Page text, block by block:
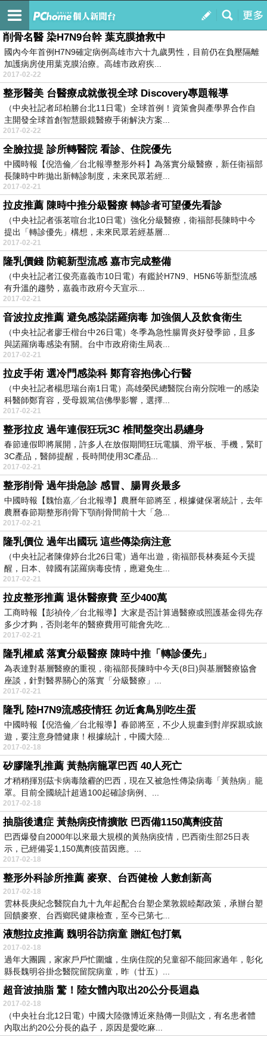
我的
訂閱
劉浩瑜的部落格
削骨名醫 染H7N9台幹 葉克膜搶救中
國內今年首例H7N9確定病例高雄市六十九歲男性，目前仍在負壓隔離
加護病房使用葉克膜治療。高雄市政府疾...
2017-02-22
整形醫美 台醫療成就傲視全球 Discovery專題報導
（中央社記者邱柏勝台北11日電）全球首例！資策會與產學界合作自
主開發全球首創智慧眼鏡醫療手術解決方案...
2017-02-22
全臉拉提 診所轉醫院 看診、住院優先
中國時報【倪浩倫╱台北報導整形外科】為落實分級醫療，新任衛福部
長陳時中昨拋出新轉診制度，未來民眾若經...
2017-02-21
拉皮推薦 陳時中推分級醫療 轉診者可望優先看診
（中央社記者張茗喧台北10日電）強化分級醫療，衛福部長陳時中今
提出「轉診優先」構想，未來民眾若經基層...
2017-02-21
隆乳價錢 防範新型流感 嘉市完成整備
（中央社記者江俊亮嘉義市10日電）有鑑於H7N9、H5N6等新型流感
有升溫的趨勢，嘉義市政府今天宣示...
2017-02-21
音波拉皮推薦 避免感染諾羅病毒 加強個人及飲食衛生
（中央社記者廖壬楷台中26日電）冬季為急性腸胃炎好發季節，且多
與諾羅病毒感染有關。台中市政府衛生局表...
2017-02-21
拉皮手術 選冷門感染科 鄭育容抱佛心行醫
（中央社記者楊思瑞台南1日電）高雄榮民總醫院台南分院唯一的感染
科醫師鄭育容，受母親篤信佛學影響，選擇...
2017-02-21
整形拉皮 過年連假狂玩3C 椎間盤突出易纏身
春節連假即將展開，許多人在放假期間狂玩電腦、滑平板、手機，緊盯
3C產品，醫師提醒，長時間使用3C產品...
2017-02-21
整形削骨 過年掛急診 感冒、腸胃炎最多
中國時報【魏怡嘉╱台北報導】農曆年節將至，根據健保署統計，去年
農曆春節期整形削骨下顎削骨間前十大「急...
2017-02-21
隆乳價位 過年出國玩 這些傳染病注意
（中央社記者陳偉婷台北26日電）過年出遊，衛福部長林奏延今天提
醒，日本、韓國有諾羅病毒疫情，應避免生...
2017-02-21
拉皮整形推薦 退休醫療費 至少400萬
工商時報【彭禎伶╱台北報導】大家是否計算過醫療或照護基金得先存
多少才夠，否則老年的醫療費用可能會先吃...
2017-02-21
隆乳權威 落實分級醫療 陳時中推「轉診優先」
為表達對基層醫療的重視，衛福部長陳時中今天(8日)與基層醫療協會
座談，針對醫界關心的落實「分級醫療」...
2017-02-21
隆乳 陸H7N9流感疫情狂 勿近禽鳥別吃生蛋
中國時報【倪浩倫╱台北報導】春節將至，不少人規畫到對岸探親或旅
遊，要注意身體健康！根據統計，中國大陸...
2017-02-18
矽膠隆乳推薦 黃熱病籠罩巴西 40人死亡
才稍稍揮別茲卡病毒陰霾的巴西，現在又被急性傳染病毒「黃熱病」籠
罩。目前全國統計超過100起確診病例、...
2017-02-18
抽脂後遺症 黃熱病疫情擴散 巴西備1150萬劑疫苗
巴西爆發自2000年以來最大規模的黃熱病疫情，巴西衛生部25日表
示，已經備妥1,150萬劑疫苗因應。...
2017-02-18
整形外科診所推薦 麥寮、台西健檢 人數創新高
2017-02-18
雲林長庚紀念醫院自九十九年起配合台塑企業敦親睦鄰政策，承辦台塑
回饋麥寮、台西鄉民健康檢查，至今已第七...
液態拉皮推薦 魏明谷訪病童 贈紅包打氣
2017-02-18
過年大團圓，家家戶戶忙圍爐，生病住院的兒童卻不能回家過年，彰化
縣長魏明谷掛念醫院留院病童，昨（廿五）...
超音波抽脂 驚！陸女體內取出20公分長迴蟲
2017-02-18
（中央社台北12日電）中國大陸微博近來熱傳一則貼文，有名患者體
內取出約20公分長的蟲子，原因是愛吃麻...